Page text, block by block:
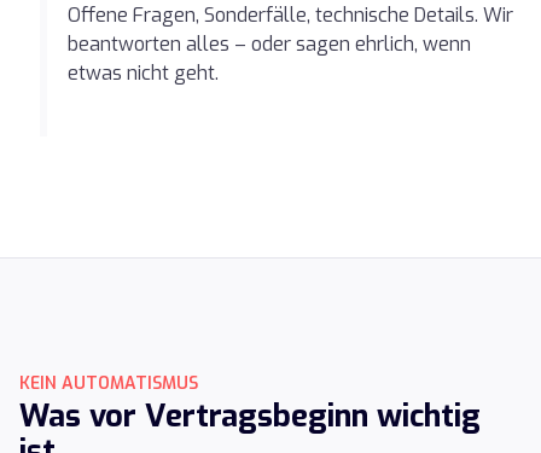
Offene Fragen, Sonderfälle, technische Details. Wir
beantworten alles – oder sagen ehrlich, wenn
etwas nicht geht.
KEIN AUTOMATISMUS
Was vor Vertragsbeginn wichtig